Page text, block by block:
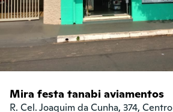
Mira festa tanabi aviamentos
R. Cel. Joaquim da Cunha, 374, Centro